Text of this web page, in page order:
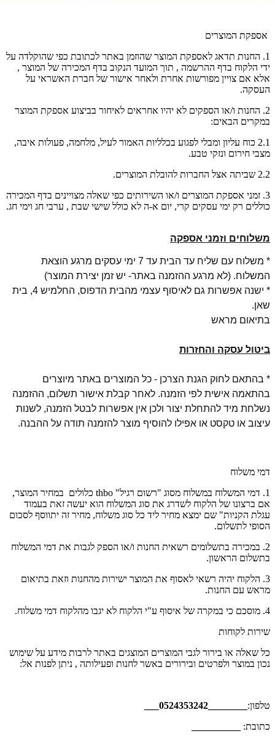
אספקת המוצרים
1. החנות תדאג לאספקת המוצר שהוזמן באתר לכתובת כפי שהוקלדה על
ידי הלקוח בדף ההרשמה , תוך המועד הנקוב בדף המכירה של המוצר ,
אלא אם צויין מפורשות אחרת ולאחר אישור של חברת האשראי על
העסקה.
2. החנות ו/או הספקים לא יהיו אחראים לאיחור בביצוע אספקת המוצר
במקרים הבאים:
2.1 כוח עליון ומבלי לפגוע בכלליות האמור לעיל, מלחמה, פעולות איבה,
מצבי חירום ונזקי טבע.
2.2 שביתה אצל החברות להובלת המוצרים.
3. זמני אספקת המוצרים ו/או השירותים כפי שאלה מצויינים בדף המכירה
כוללים רק ימי עסקים קרי, יום א-ה לא כולל שישי שבת , ערבי חג וימי חג.
משלוחים וזמני אספקה
* משלוח עם שליח עד הבית עד 7 ימי עסקים מרגע הוצאת
המשלוח. (לא מרגע ההזמנה באתר- יש זמן יצירת המוצר)
* ישנה אפשרות גם לאיסוף עצמי מהבית הדפוס, החלמיש 4, בית
שאן.
בתיאום מראש
ביטול עסקה והחזרות
* בהתאם לחוק הגנת הצרכן - כל המוצרים באתר מיוצרים
בהתאמה אישית לפי הזמנה. לאחר קבלת אישור תשלום, ההזמנה
נשלחת מיד להתחלת יצור ולכן אין אפשרות לבטל הזמנה, לשנות
עיצוב או טקסט או אפילו להוסיף מוצר להזמנה תודה על ההבנה.
דמי משלוח
1. דמי המשלוח במשלוח מסוג "רשום רגיל" thbo כלולים במחיר המוצר,
אם ברצונו של הלקוח לשדרג את סוג המשלוח הוא יעשה זאת בעמוד
עגלת הקניות" שם ימצא מחיר ליד כל סוג משלוח, מחיר זה יתווסף לסכום
הסופי לתשלום.
2. במכירה בתשלומים רשאית החנות ו/או הספק לגבות את דמי המשלוח
בתשלום הראשון.
3. הלקוח יהיה רשאי לאסוף את המוצר ישירות מהחנות וזאת בתיאום
מראש עם החנות.
4. מוסכם כי במקרה של איסוף ע"י הלקוח לא יגבו מהלקוח דמי משלוח.
שירות לקוחות
כל שאלה או בירור לגבי המוצרים המוצגים באתר לרבות מידע על שימוש
נכון במוצר ולפרטים ובירורים באשר לחנות ופעילותה , ניתן לפנות אל:
טלפון:
כתובת: